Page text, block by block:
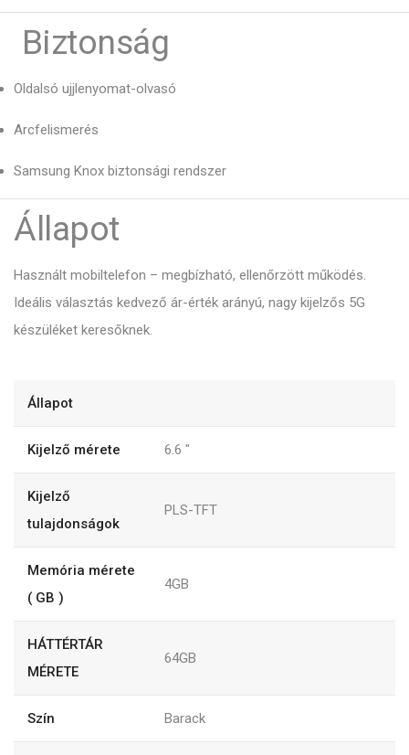
Biztonság
Oldalsó ujjlenyomat-olvasó
Arcfelismerés
Samsung Knox biztonsági rendszer
Állapot
Használt mobiltelefon – megbízható, ellenőrzött működés.
Ideális választás kedvező ár-érték arányú, nagy kijelzős 5G
készüléket keresőknek.
Állapot
Kijelző mérete 6.6 "
Kijelző
tulajdonságok
PLS-TFT
Memória mérete
( GB )
4GB
HÁTTÉRTÁR
MÉRETE
64GB
Szín Barack